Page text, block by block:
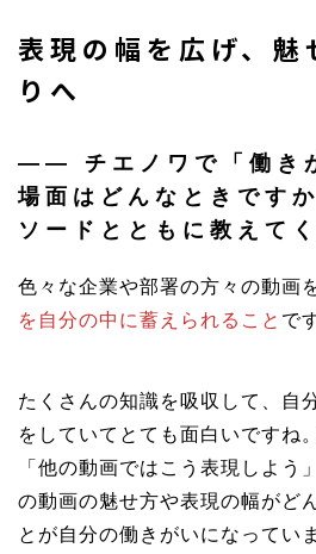
表現の幅を広げ、魅
りへ
―― チエノワで「働き
場面はどんなときです
ソードとともに教えて
色々な企業や部署の方々の動画
を自分の中に蓄えられること で
たくさんの知識を吸収して、自
をしていてとても面白いですね
「他の動画ではこう表現しよう
の動画の魅せ方や表現の幅がど
とが自分の働きがいになってい